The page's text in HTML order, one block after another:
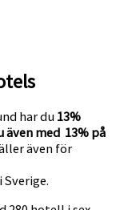
har du 13%
även med 13% på
även för